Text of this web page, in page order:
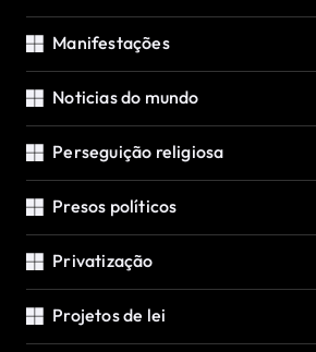
Manifestações
Noticias do mundo
Perseguição religiosa
Presos políticos
Privatização
Projetos de lei